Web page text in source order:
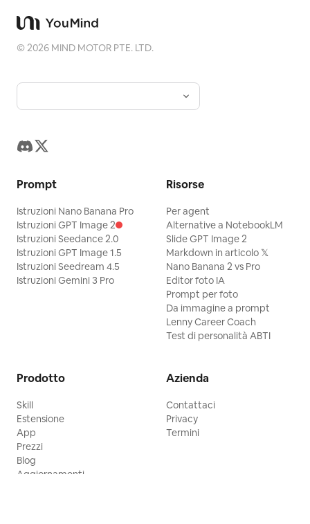
©2026 MIND MOTOR PTE. LTD.
Prompt
Istruzioni Nano Banana Pro
Istruzioni GPT Image 2
Istruzioni Seedance 2.0
Istruzioni GPT Image 1.5
Istruzioni Seedream 4.5
Istruzioni Gemini 3 Pro
Risorse
Per agent
Alternative a NotebookLM
Slide GPT Image 2
Markdown in articolo 𝕏
Nano Banana 2 vs Pro
Editor foto IA
Prompt per foto
Da immagine a prompt
Lenny Career Coach
Test di personalità ABTI
Prodotto
Skill
Estensione
App
Prezzi
Blog
Aggiornamenti
Azienda
Contattaci
Privacy
Termini